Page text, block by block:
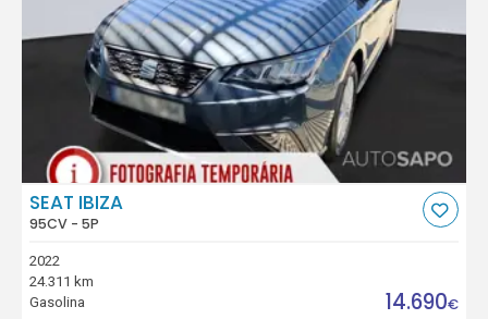
SEAT IBIZA
95CV - 5P
2022
24.311 km
Gasolina
14.690€